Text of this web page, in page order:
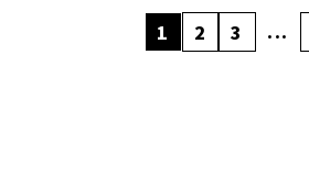
1 2 3 ...